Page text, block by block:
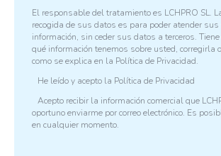
El responsable del tratamiento es LCHPRO SL.
recogida de sus datos es para poder atender
información, sin ceder sus datos a terceros.
qué información tenemos sobre usted, corregirla
como se explica en la Política de Privacidad.
He leído y acepto la Política de Privacidad
Acepto recibir la información comercial que
oportuno enviarme por correo electrónico. Es
en cualquier momento.